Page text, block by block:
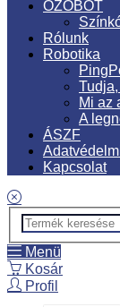
OZOBOT
Rólunk
Robotika
Mi az
A
ÁSZF
Kapcsolat
Menü
Kosár
Profil